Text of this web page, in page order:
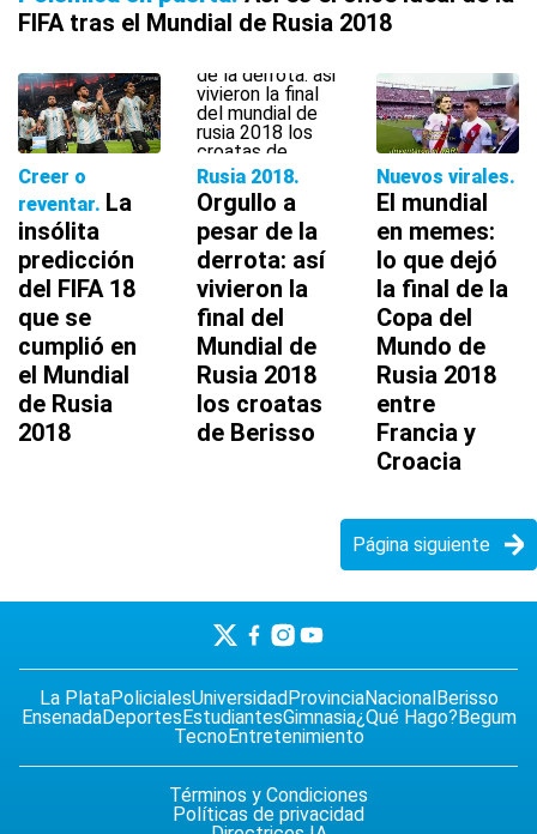
FIFA tras el Mundial de Rusia 2018
Creer o
reventar La
insólita
predicción
del FIFA 18
que se
cumplió en
el Mundial
de Rusia
2018
Rusia 2018
Orgullo a
pesar de la
derrota: así
vivieron la
final del
Mundial de
Rusia 2018
los croatas
de Berisso
Nuevos virales
El mundial
en memes:
lo que dejó
la final de la
Copa del
Mundo de
Rusia 2018
entre
Francia y
Croacia
Página siguiente
La PlataPolicialesUniversidadProvinciaNacionalBerisso
EnsenadaDeportesEstudiantesGimnasia¿Qué Hago?Begum
TecnoEntretenimiento
Términos y Condiciones
Políticas de privacidad